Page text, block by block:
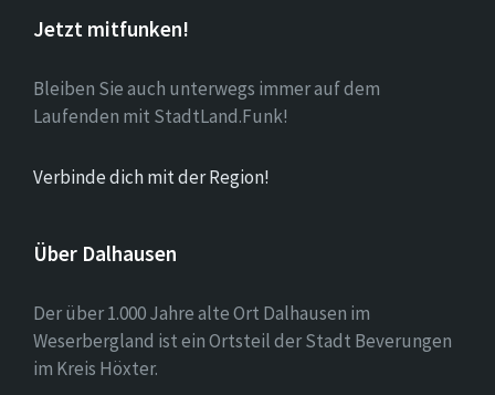
Jetzt mitfunken!
Bleiben Sie auch unterwegs immer auf dem
Laufenden mit StadtLand.Funk!
Verbinde dich mit der Region!
Über Dalhausen
Der über 1.000 Jahre alte Ort Dalhausen im
Weserbergland ist ein Ortsteil der Stadt Beverungen
im Kreis Höxter.